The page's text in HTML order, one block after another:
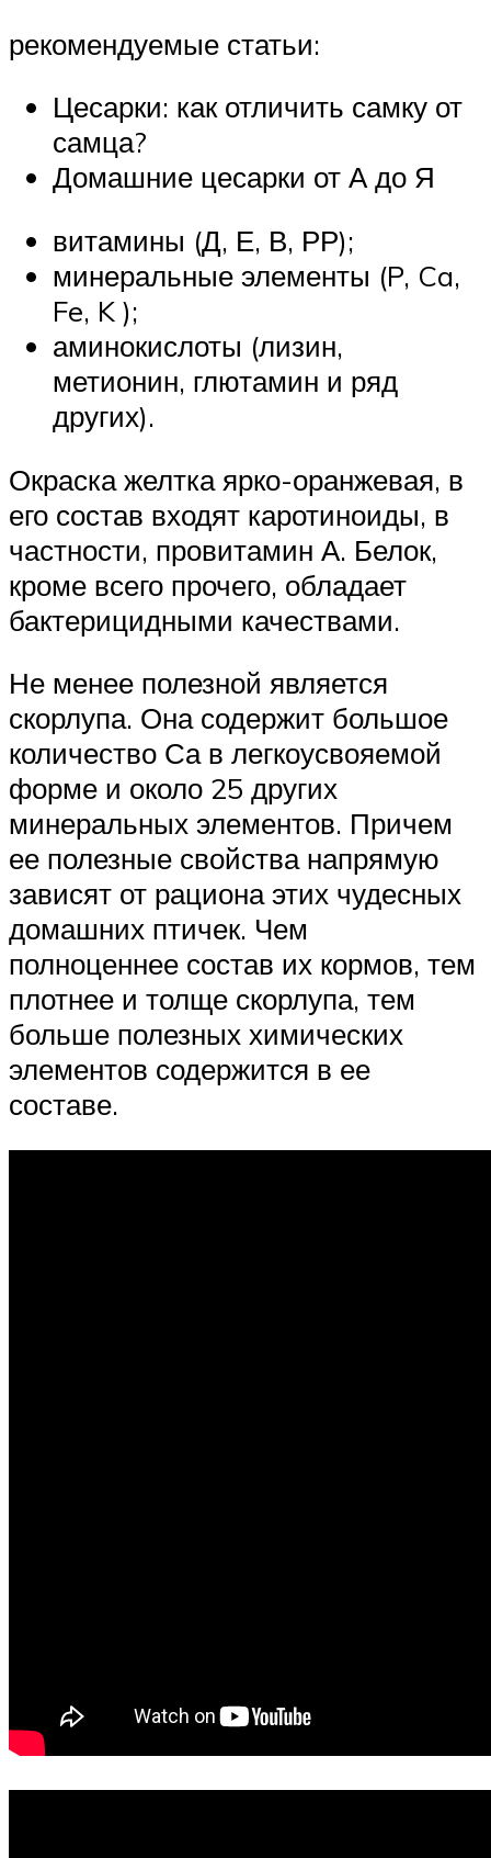
рекомендуемые статьи:
Цесарки: как отличить самку от
самца?
Домашние цесарки от А до Я
витамины (Д, Е, В, РР);
минеральные элементы (P, Ca,
Fe, K );
аминокислоты (лизин,
метионин, глютамин и ряд
других).
Окраска желтка ярко-оранжевая, в
его состав входят каротиноиды, в
частности, провитамин А. Белок,
кроме всего прочего, обладает
бактерицидными качествами.
Не менее полезной является
скорлупа. Она содержит большое
количество Са в легкоусвояемой
форме и около 25 других
минеральных элементов. Причем
ее полезные свойства напрямую
зависят от рациона этих чудесных
домашних птичек. Чем
полноценнее состав их кормов, тем
плотнее и толще скорлупа, тем
больше полезных химических
элементов содержится в ее
составе.